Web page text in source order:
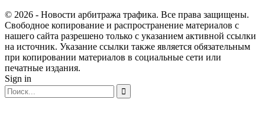
© 2026 - Новости арбитража трафика. Все права защищены.
Свободное копирование и распространение материалов с
нашего сайта разрешено только с указанием активной ссылки
на источник. Указание ссылки также является обязательным
при копировании материалов в социальные сети или
печатные издания.
Sign in